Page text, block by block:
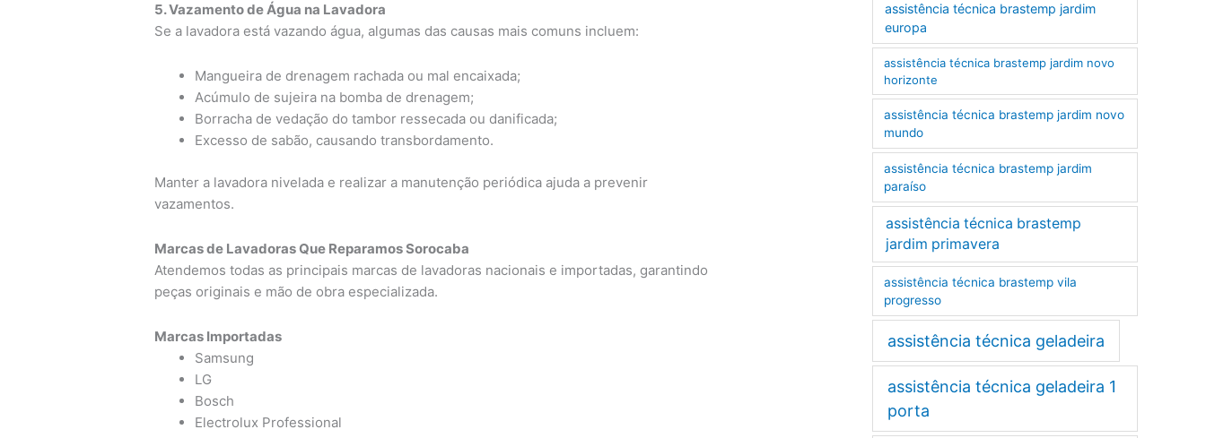
5. Vazamento de Água na Lavadora
Se a lavadora está vazando água, algumas das causas mais comuns incluem:
Mangueira de drenagem rachada ou mal encaixada;
Acúmulo de sujeira na bomba de drenagem;
Borracha de vedação do tambor ressecada ou danificada;
Excesso de sabão, causando transbordamento.
Manter a lavadora nivelada e realizar a manutenção periódica ajuda a prevenir
vazamentos.
Marcas de Lavadoras Que Reparamos Sorocaba
Atendemos todas as principais marcas de lavadoras nacionais e importadas, garantindo
peças originais e mão de obra especializada.
Marcas Importadas
Samsung
LG
Bosch
Electrolux Professional
assistência técnica brastemp jardim
europa
assistência técnica brastemp jardim novo
horizonte
assistência técnica brastemp jardim novo
mundo
assistência técnica brastemp jardim
paraíso
assistência técnica brastemp
jardim primavera
assistência técnica brastemp vila
progresso
assistência técnica geladeira
assistência técnica geladeira 1
porta